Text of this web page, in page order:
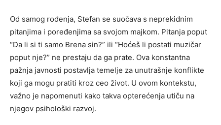
Od samog rođenja, Stefan se suočava s neprekidnim
pitanjima i poređenjima sa svojom majkom. Pitanja poput
“Da li si ti samo Brena sin?” ili “Hoćeš li postati muzičar
poput nje?” ne prestaju da ga prate. Ova konstantna
pažnja javnosti postavlja temelje za unutrašnje konflikte
koji ga mogu pratiti kroz ceo život. U ovom kontekstu,
važno je napomenuti kako takva opterećenja utiču na
njegov psihološki razvoj.